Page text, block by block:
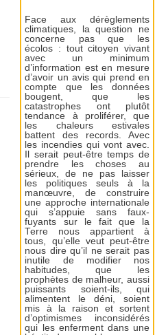
Face aux dérèglements
climatiques, la question ne
concerne pas que les
écolos : tout citoyen vivant
avec un minimum
d’information est en mesure
d’avoir un avis qui prend en
compte que les données
bougent, que les
catastrophes ont plutôt
tendance à proliférer, que
les chaleurs estivales
battent des records. Avec
les incendies qui vont avec.
Il serait peut-être temps de
prendre les choses au
sérieux, de ne pas laisser
les politiques seuls à la
manœuvre, de construire
une approche internationale
qui s’appuie sans faux-
fuyants sur le fait que la
Terre nous appartient à
tous, qu’elle veut peut-être
nous dire qu’il ne serait pas
inutile de modifier nos
habitudes, que les
prophètes de malheur, aussi
puissants soient-ils, qui
alimentent le déni, soient
mis à la raison et sortent
d’optimismes inconsidérés
qui les enferment dans une